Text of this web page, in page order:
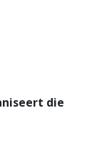
die